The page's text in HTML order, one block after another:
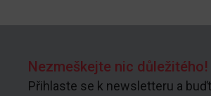
Nezmeškejte nic důležitého!
Přihlaste se k newsletteru a